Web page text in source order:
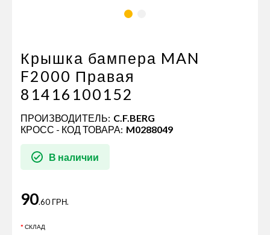
Крышка бампера MAN
F2000 Правая
81416100152
ПРОИЗВОДИТЕЛЬ: C.F.BERG
КРОСС - КОД ТОВАРА: M0288049
В наличии
90.60 ГРН.
СКЛАД